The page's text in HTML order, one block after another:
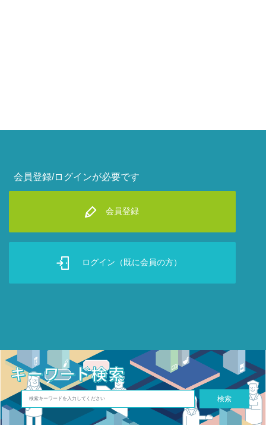
会員登録/ログインが必要です
会員登録
ログイン（既に会員の方）
検索